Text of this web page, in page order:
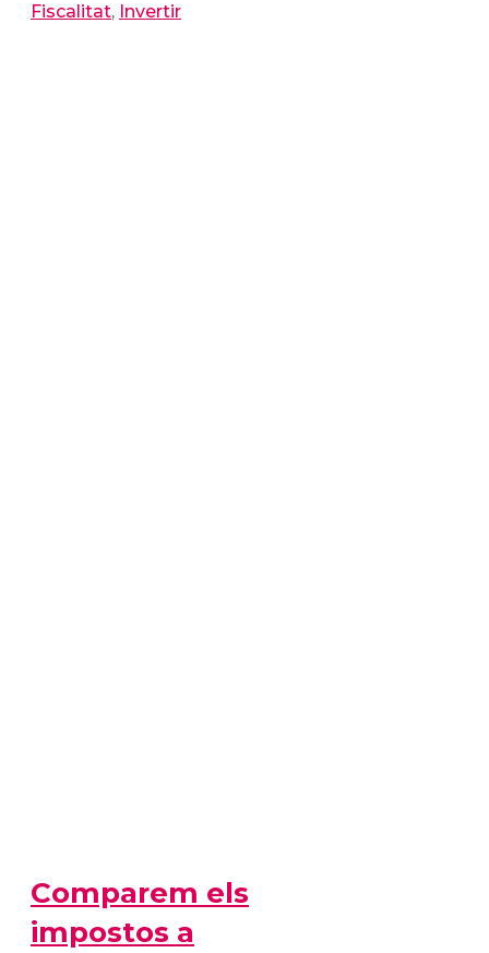
Fiscalitat, Invertir
Comparem els
impostos a